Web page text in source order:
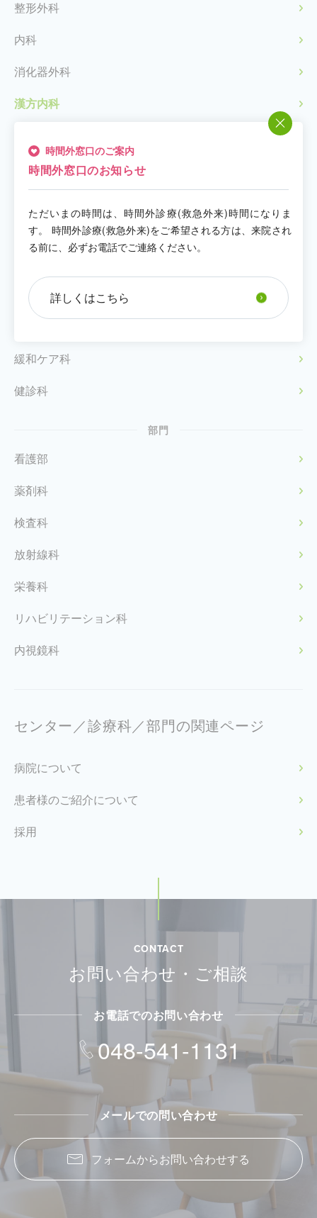
整形外科
内科
消化器外科
漢方内科
泌尿器科
脳神経外科
耳鼻咽喉科
緩和ケア科
健診科
部門
看護部
薬剤科
検査科
放射線科
栄養科
リハビリテーション科
内視鏡科
センター／診療科／部門の関連ページ
病院について
患者様のご紹介について
採用
CONTACT
お問い合わせ・ご相談
お電話でのお問い合わせ
048-541-1131
メールでの問い合わせ
フォームからお問い合わせする
時間外窓口のご案内
時間外窓口のお知らせ
ただいまの時間は、時間外診療(救急外来)時間になりま
す。 時間外診療(救急外来)をご希望される方は、来院され
る前に、必ずお電話でご連絡ください。
詳しくはこちら